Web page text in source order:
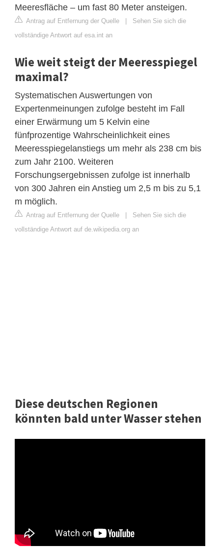
Meeresfläche – um fast 80 Meter ansteigen.
Antrag auf Entfernung der Quelle
Sehen Sie sich die
vollständige Antwort auf esa.int an
Wie weit steigt der Meeresspiegel
maximal?
Systematischen Auswertungen von
Expertenmeinungen zufolge besteht im Fall
einer Erwärmung um 5 Kelvin eine
fünfprozentige Wahrscheinlichkeit eines
Meeresspiegelanstiegs um mehr als 238 cm bis
zum Jahr 2100. Weiteren
Forschungsergebnissen zufolge ist innerhalb
von 300 Jahren ein Anstieg um 2,5 m bis zu 5,1
m möglich.
Antrag auf Entfernung der Quelle
Sehen Sie sich die
vollständige Antwort auf de.wikipedia.org an
Diese deutschen Regionen
könnten bald unter Wasser stehen